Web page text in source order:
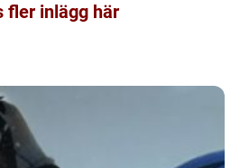
fler inlägg här